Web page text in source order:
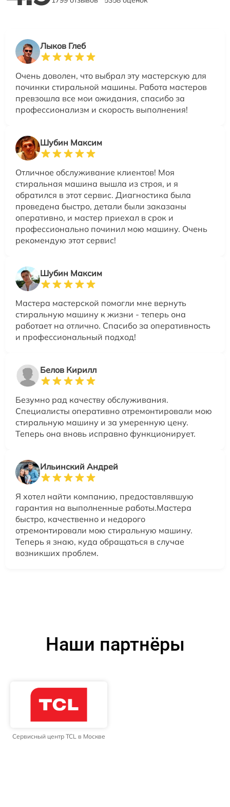
Лыков Глеб
Очень доволен, что выбрал эту мастерскую для
починки стиральной машины. Работа мастеров
превзошла все мои ожидания, спасибо за
профессионализм и скорость выполнения!
Шубин Максим
Отличное обслуживание клиентов! Моя
стиральная машина вышла из строя, и я
обратился в этот сервис. Диагностика была
проведена быстро, детали были заказаны
оперативно, и мастер приехал в срок и
профессионально починил мою машину. Очень
рекомендую этот сервис!
Шубин Максим
Мастера мастерской помогли мне вернуть
стиральную машину к жизни - теперь она
работает на отлично. Спасибо за оперативность
и профессиональный подход!
Белов Кирилл
Безумно рад качеству обслуживания.
Специалисты оперативно отремонтировали мою
стиральную машину и за умеренную цену.
Теперь она вновь исправно функционирует.
Ильинский Андрей
Я хотел найти компанию, предоставлявшую
гарантия на выполненные работы.Мастера
быстро, качественно и недорого
отремонтировали мою стиральную машину.
Теперь я знаю, куда обращаться в случае
возникших проблем.
Наши партнёры
Сервисный центр TCL в Москве